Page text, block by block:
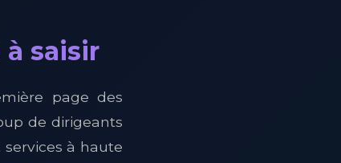
saisir
page des
de dirigeants
à haute